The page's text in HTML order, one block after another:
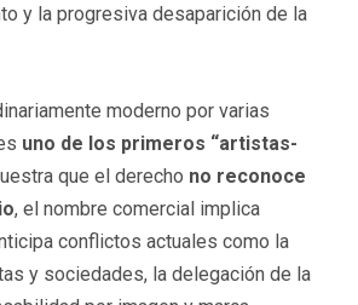
y la progresiva desaparición de la
moderno por varias
uno de los primeros “artistas-
que el derecho no reconoce
, el nombre comercial implica
conflictos actuales como la
y sociedades, la delegación de la